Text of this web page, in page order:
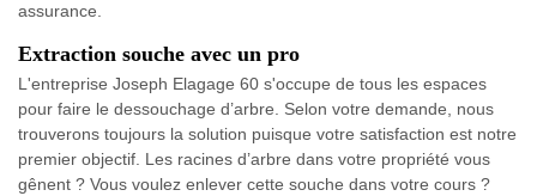
assurance.
Extraction souche avec un pro
L'entreprise Joseph Elagage 60 s'occupe de tous les espaces
pour faire le dessouchage d’arbre. Selon votre demande, nous
trouverons toujours la solution puisque votre satisfaction est notre
premier objectif. Les racines d’arbre dans votre propriété vous
gênent ? Vous voulez enlever cette souche dans votre cours ?